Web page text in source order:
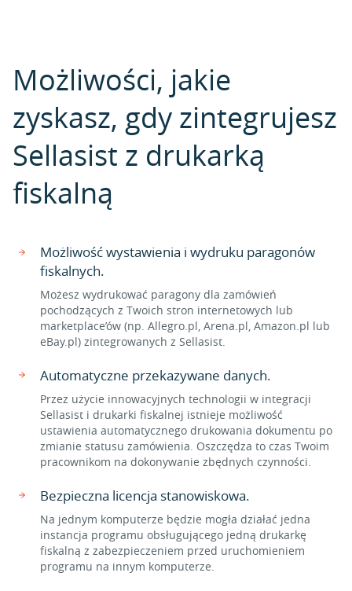
Możliwości, jakie
zyskasz, gdy zintegrujesz
Sellasist z drukarką
fiskalną
Możliwość wystawienia i wydruku paragonów
fiskalnych.
Możesz wydrukować paragony dla zamówień
pochodzących z Twoich stron internetowych lub
marketplace’ów (np. Allegro.pl, Arena.pl, Amazon.pl lub
eBay.pl) zintegrowanych z Sellasist.
Automatyczne przekazywane danych.
Przez użycie innowacyjnych technologii w integracji
Sellasist i drukarki fiskalnej istnieje możliwość
ustawienia automatycznego drukowania dokumentu po
zmianie statusu zamówienia. Oszczędza to czas Twoim
pracownikom na dokonywanie zbędnych czynności.
Bezpieczna licencja stanowiskowa.
Na jednym komputerze będzie mogła działać jedna
instancja programu obsługującego jedną drukarkę
fiskalną z zabezpieczeniem przed uruchomieniem
programu na innym komputerze.